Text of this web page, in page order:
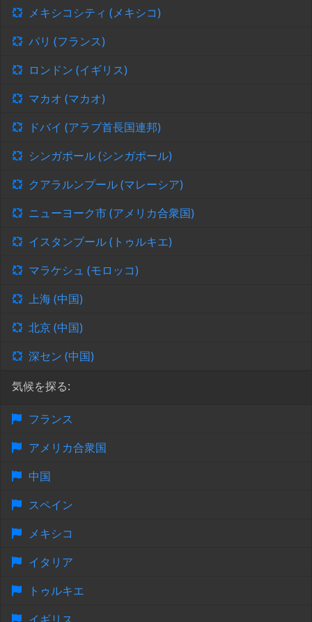
メキシコシティ (メキシコ)
パリ (フランス)
ロンドン (イギリス)
マカオ (マカオ)
ドバイ (アラブ首長国連邦)
シンガポール (シンガポール)
クアラルンプール (マレーシア)
ニューヨーク市 (アメリカ合衆国)
イスタンブール (トゥルキエ)
マラケシュ (モロッコ)
上海 (中国)
北京 (中国)
深セン (中国)
気候を探る:
フランス
アメリカ合衆国
中国
スペイン
メキシコ
イタリア
トゥルキエ